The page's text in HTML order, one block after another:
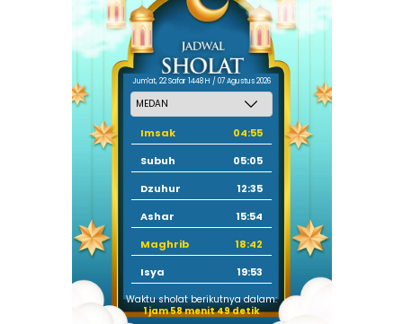
Jum'at, 22 Safar 1448 H / 07 Agustus 2026
Imsak
04:55
Subuh
05:05
Dzuhur
12:35
Ashar
15:54
Maghrib
18:42
Isya
19:53
Waktu sholat berikutnya dalam:
1 jam 58 menit 49 detik